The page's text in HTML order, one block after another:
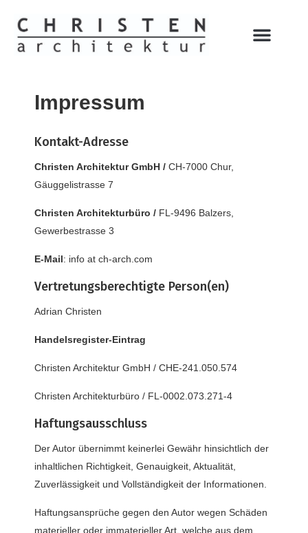
Impressum
Kontakt-Adresse
Christen Architektur GmbH / CH-7000 Chur,
Gäuggelistrasse 7
Christen Architekturbüro / FL-9496 Balzers,
Gewerbestrasse 3
E-Mail: info at ch-arch.com
Vertretungsberechtigte Person(en)
Adrian Christen
Handelsregister-Eintrag
Christen Architektur GmbH / CHE-241.050.574
Christen Architekturbüro / FL-0002.073.271-4
Haftungsausschluss
Der Autor übernimmt keinerlei Gewähr hinsichtlich der
inhaltlichen Richtigkeit, Genauigkeit, Aktualität,
Zuverlässigkeit und Vollständigkeit der Informationen.
Haftungsansprüche gegen den Autor wegen Schäden
materieller oder immaterieller Art, welche aus dem